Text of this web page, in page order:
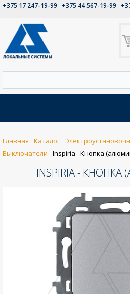
+375 17 247-19-99 +375 44 567-19-99
Главная Каталог
Выключатели
Inspiria - Кнопка
INSPIRIA -